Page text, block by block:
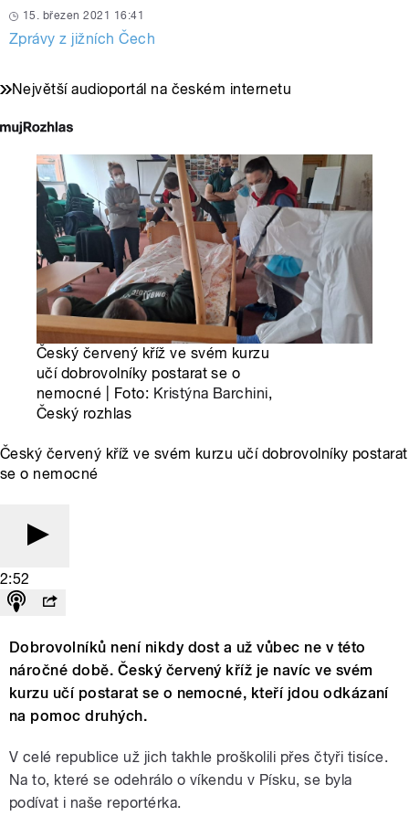
15. březen 2021 16:41
Zprávy z jižních Čech
Největší audioportál na českém internetu
Český červený kříž ve svém kurzu
učí dobrovolníky postarat se o
nemocné | Foto: Kristýna Barchini,
Český rozhlas
Český červený kříž ve svém kurzu učí dobrovolníky postarat
se o nemocné
2:52
Dobrovolníků není nikdy dost a už vůbec ne v této
náročné době. Český červený kříž je navíc ve svém
kurzu učí postarat se o nemocné, kteří jdou odkázaní
na pomoc druhých.
V celé republice už jich takhle proškolili přes čtyři tisíce.
Na to, které se odehrálo o víkendu v Písku, se byla
podívat i naše reportérka.